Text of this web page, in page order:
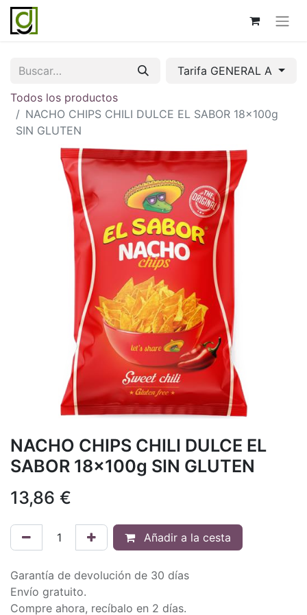
Tarifa GENERAL A
Todos los productos
NACHO CHIPS CHILI DULCE EL SABOR 18x100g
SIN GLUTEN
NACHO CHIPS CHILI DULCE EL
SABOR 18x100g SIN GLUTEN
13,86 €
Añadir a la cesta
Garantía de devolución de 30 días
Envío gratuito.
Compre ahora, recíbalo en 2 días.